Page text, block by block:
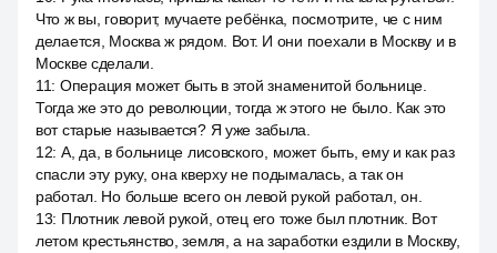
Что ж вы, говорит, мучаете ребёнка, посмотрите, че с ним
делается, Москва ж рядом. Вот. И они поехали в Москву и в
Москве сделали.
11: Операция может быть в этой знаменитой больнице.
Тогда же это до революции, тогда ж этого не было. Как это
вот старые называется? Я уже забыла.
12: А, да, в больнице лисовского, может быть, ему и как раз
спасли эту руку, она кверху не подымалась, а так он
работал. Но больше всего он левой рукой работал, он.
13: Плотник левой рукой, отец его тоже был плотник. Вот
летом крестьянство, земля, а на заработки ездили в Москву,